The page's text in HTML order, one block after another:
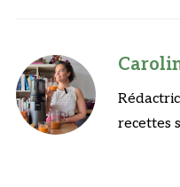
recettes